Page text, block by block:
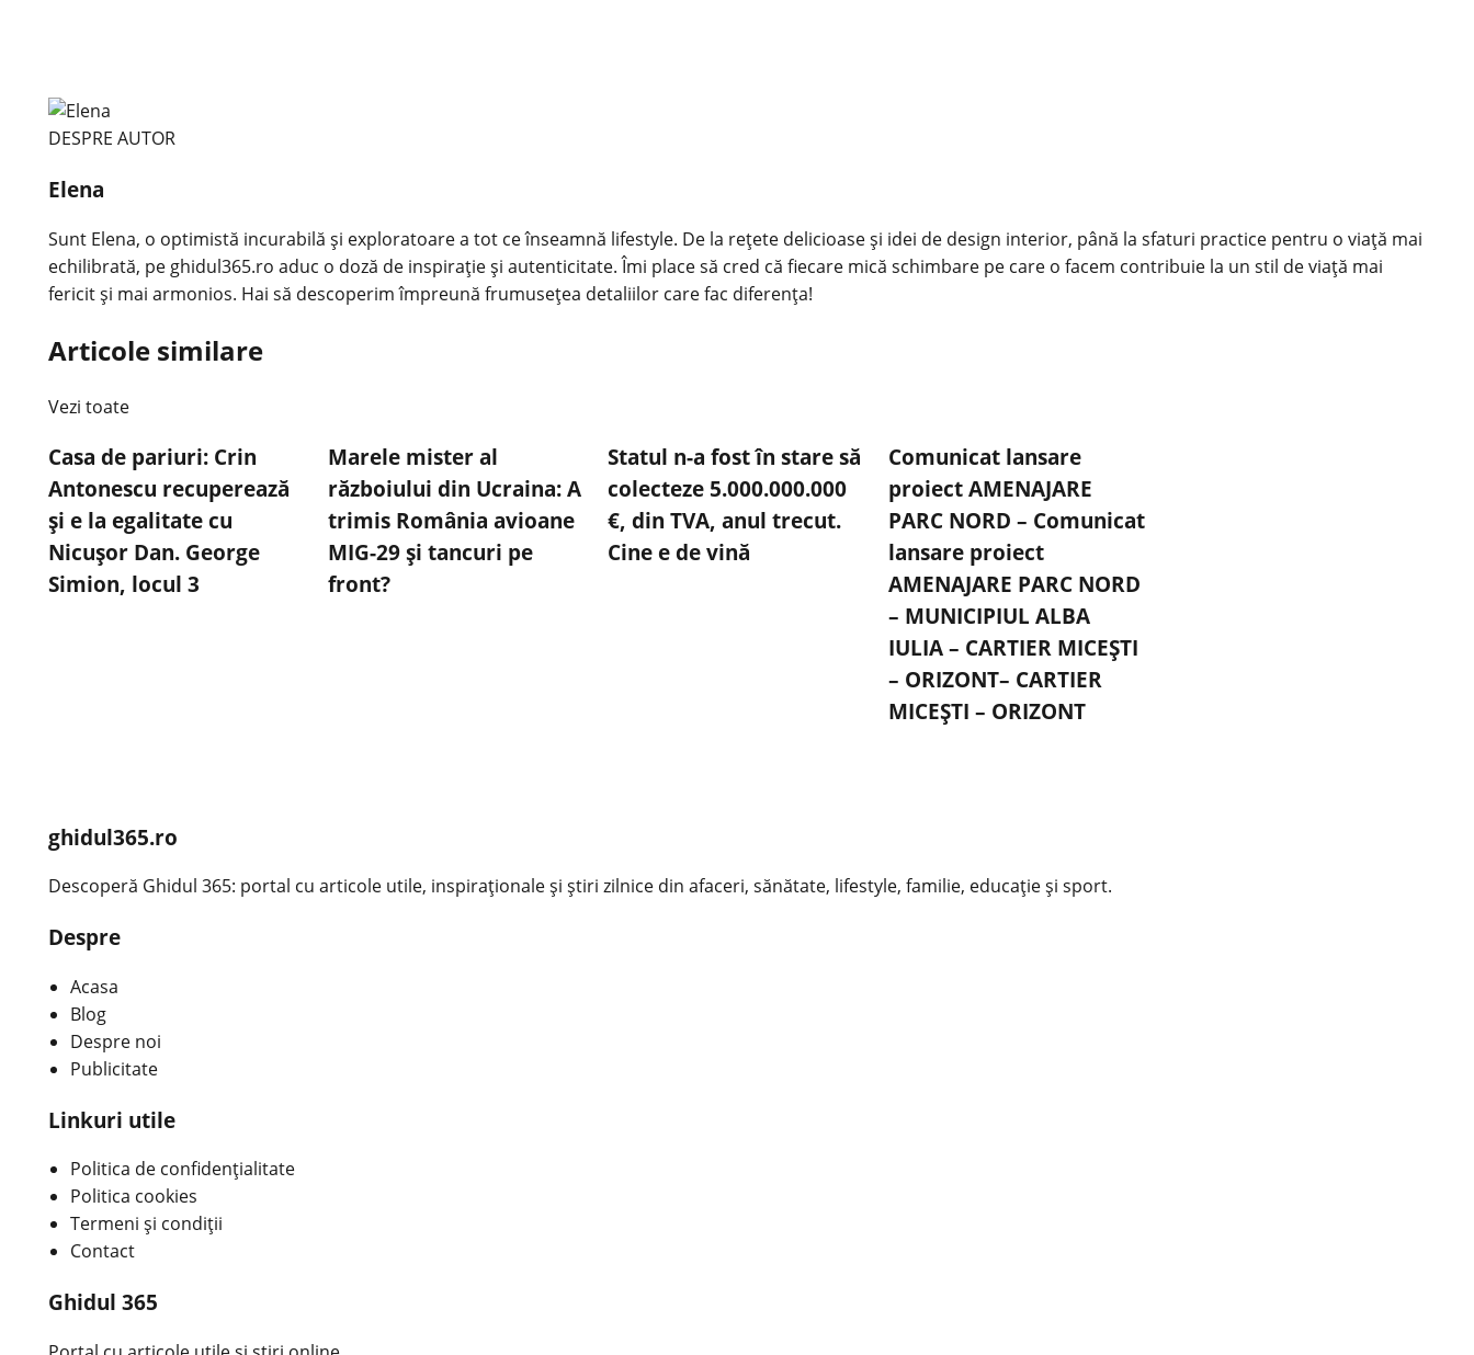
DESPRE AUTOR
Elena
Sunt Elena, o optimistă incurabilă și exploratoare a tot ce înseamnă lifestyle. De la rețete delicioase și idei de design interior, până la sfaturi practice pentru o viață mai
echilibrată, pe ghidul365.ro aduc o doză de inspirație și autenticitate. Îmi place să cred că fiecare mică schimbare pe care o facem contribuie la un stil de viață mai
fericit și mai armonios. Hai să descoperim împreună frumusețea detaliilor care fac diferența!
Articole similare
Vezi toate
Casa de pariuri: Crin
Antonescu recuperează
și e la egalitate cu
Nicușor Dan. George
Simion, locul 3
Marele mister al
războiului din Ucraina: A
trimis România avioane
MIG-29 și tancuri pe
front?
Statul n-a fost în stare să
colecteze 5.000.000.000
€, din TVA, anul trecut.
Cine e de vină
Comunicat lansare
proiect AMENAJARE
PARC NORD – Comunicat
lansare proiect
AMENAJARE PARC NORD
– MUNICIPIUL ALBA
IULIA – CARTIER MICEȘTI
– ORIZONT– CARTIER
MICEȘTI – ORIZONT
ghidul365.ro
Descoperă Ghidul 365: portal cu articole utile, inspiraționale și știri zilnice din afaceri, sănătate, lifestyle, familie, educație și sport.
Despre
Acasa
Blog
Despre noi
Publicitate
Linkuri utile
Politica de confidențialitate
Politica cookies
Termeni și condiții
Contact
Ghidul 365